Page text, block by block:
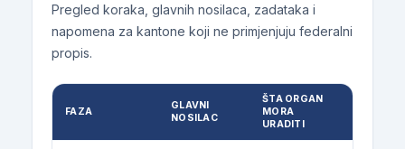
Pregled koraka, glavnih nosilaca, zadataka i
napomena za kantone koji ne primjenjuju federalni
propis.
FAZA
GLAVNI
NOSILAC
ŠTA ORGAN
MORA
URADITI